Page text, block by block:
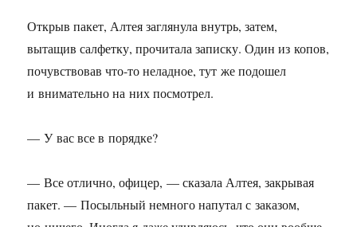
Открыв пакет, Алтея заглянула внутрь, затем,
вытащив салфетку, прочитала записку. Один из копов,
почувствовав что-то неладное, тут же подошел
и внимательно на них посмотрел.
— У вас все в порядке?
— Все отлично, офицер, — сказала Алтея, закрывая
пакет. — Посыльный немного напутал с заказом,